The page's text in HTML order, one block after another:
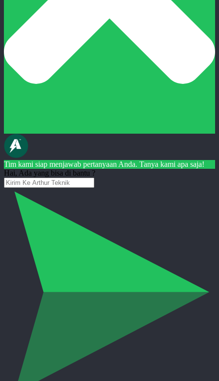
Tim kami siap menjawab pertanyaan Anda. Tanya kami apa saja!
Hai, Ada yang bisa di bantu ?